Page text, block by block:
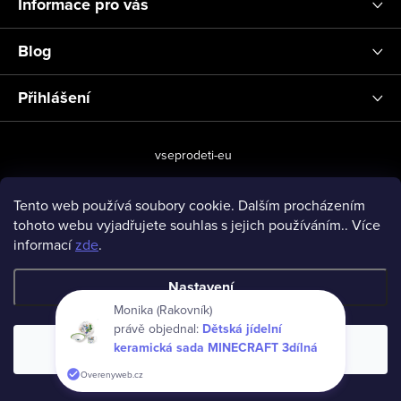
Tento web používá soubory cookie. Dalším procházením
tohoto webu vyjadřujete souhlas s jejich používáním.. Více
informacízde.
Nastavení
Souhlasím
Blog
Přihlášení
vseprodeti-eu
Copyright 2026www.vseprodeti.eu. Všechna práva vyhrazena.
Monika (Rakovník)
právě objednal: Dětská jídelní
keramická sada MINECRAFT 3dílná
Overenyweb.cz